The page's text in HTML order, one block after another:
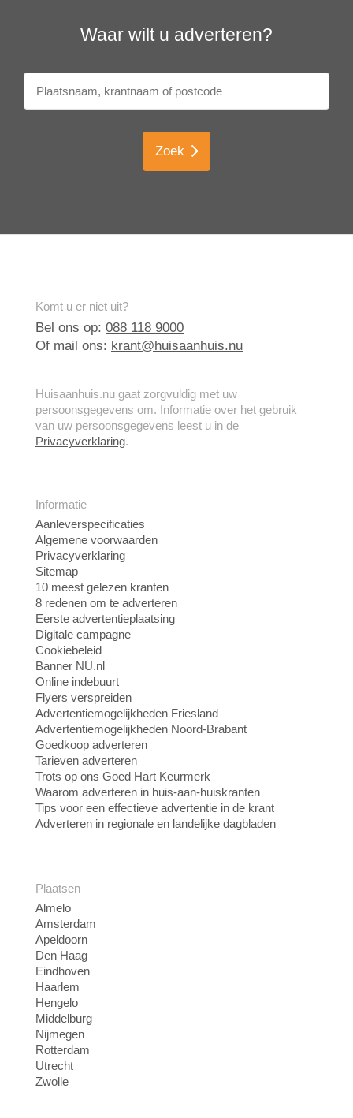
Waar wilt u adverteren?
Zoek
Komt u er niet uit?
Bel ons op: 088 118 9000
Of mail ons: krant@huisaanhuis.nu
Huisaanhuis.nu gaat zorgvuldig met uw
persoonsgegevens om. Informatie over het gebruik
van uw persoonsgegevens leest u in de
Privacyverklaring.
Informatie
Aanleverspecificaties
Algemene voorwaarden
Privacyverklaring
Sitemap
10 meest gelezen kranten
8 redenen om te adverteren
Eerste advertentieplaatsing
Digitale campagne
Cookiebeleid
Banner NU.nl
Online indebuurt
Flyers verspreiden
Advertentiemogelijkheden Friesland
Advertentiemogelijkheden Noord-Brabant
Goedkoop adverteren
Tarieven adverteren
Trots op ons Goed Hart Keurmerk
Waarom adverteren in huis-aan-huiskranten
Tips voor een effectieve advertentie in de krant
Adverteren in regionale en landelijke dagbladen
Plaatsen
Almelo
Amsterdam
Apeldoorn
Den Haag
Eindhoven
Haarlem
Hengelo
Middelburg
Nijmegen
Rotterdam
Utrecht
Zwolle